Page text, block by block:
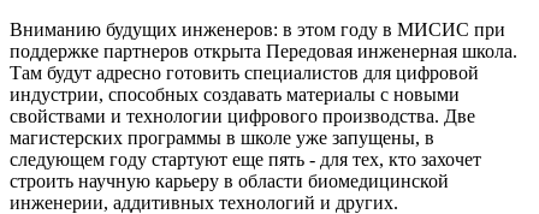
Вниманию будущих инженеров: в этом году в МИСИС при
поддержке партнеров открыта Передовая инженерная школа.
Там будут адресно готовить специалистов для цифровой
индустрии, способных создавать материалы с новыми
свойствами и технологии цифрового производства. Две
магистерских программы в школе уже запущены, в
следующем году стартуют еще пять - для тех, кто захочет
строить научную карьеру в области биомедицинской
инженерии, аддитивных технологий и других.